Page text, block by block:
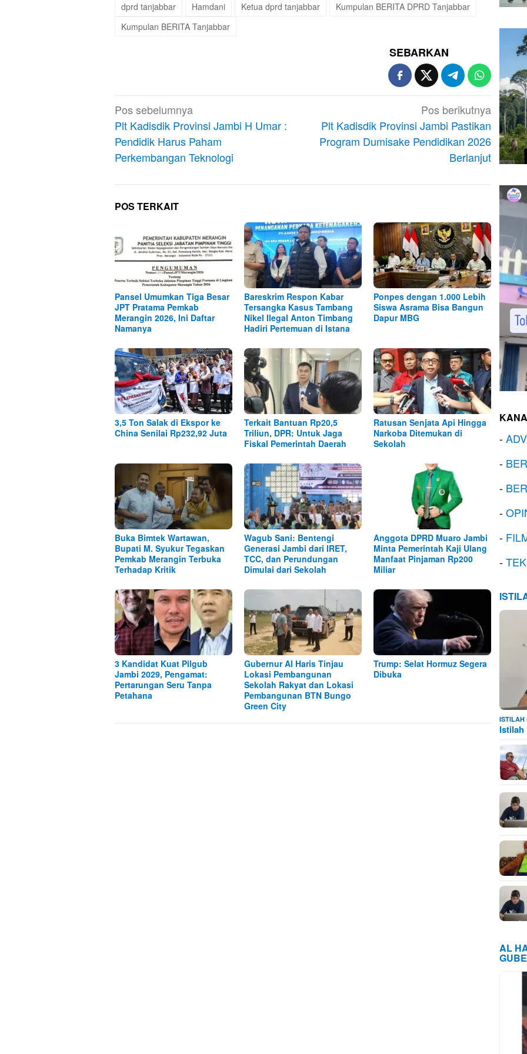
dprd tanjabbar Hamdani Ketua dprd tanjabbar
Kumpulan BERITA DPRD Tanjabbar
Kumpulan BERITA Tanjabbar
SEBARKAN
Navigasi
pos
Pos sebelumnya
Plt Kadisdik Provinsi Jambi H Umar :
Pendidik Harus Paham
Perkembangan Teknologi
Pos berikutnya
Plt Kadisdik Provinsi Jambi Pastikan
Program Dumisake Pendidikan 2026
Berlanjut
POS TERKAIT
Pansel Umumkan Tiga Besar
JPT Pratama Pemkab
Merangin 2026, Ini Daftar
Namanya
Bareskrim Respon Kabar
Tersangka Kasus Tambang
Nikel Ilegal Anton Timbang
Hadiri Pertemuan di Istana
Ponpes dengan 1.000 Lebih
Siswa Asrama Bisa Bangun
Dapur MBG
3,5 Ton Salak di Ekspor ke
China Senilai Rp232,92 Juta
Terkait Bantuan Rp20,5
Triliun, DPR: Untuk Jaga
Fiskal Pemerintah Daerah
Ratusan Senjata Api Hingga
Narkoba Ditemukan di
Sekolah
Buka Bimtek Wartawan,
Bupati M. Syukur Tegaskan
Pemkab Merangin Terbuka
Terhadap Kritik
Wagub Sani: Bentengi
Generasi Jambi dari IRET,
TCC, dan Perundungan
Dimulai dari Sekolah
Anggota DPRD Muaro Jambi
Minta Pemerintah Kaji Ulang
Manfaat Pinjaman Rp200
Miliar
3 Kandidat Kuat Pilgub
Jambi 2029, Pengamat:
Pertarungan Seru Tanpa
Petahana
Gubernur Al Haris Tinjau
Lokasi Pembangunan
Sekolah Rakyat dan Lokasi
Pembangunan BTN Bungo
Green City
Trump: Selat Hormuz Segera
Dibuka
-
-
-
-
-
-
ISTILAH
Istilah
AL